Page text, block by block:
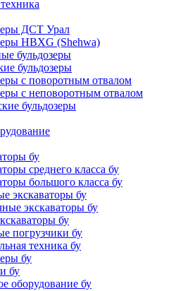
ДСТ Урал
HBXG (Shehwa)
бульдозеры
бульдозеры
с поворотным отвалом
с неповоротным отвалом
бульдозеры
бу
среднего класса бу
большого класса бу
экскаваторы бу
экскаваторы бу
бу
погрузчики бу
техника бу
бу
бу
оборудование бу